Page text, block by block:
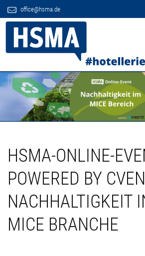
office@hsma.de
HSMA-ONLINE-
POWERED BY
NACHHALTIGKEIT
MICE BRANCHE